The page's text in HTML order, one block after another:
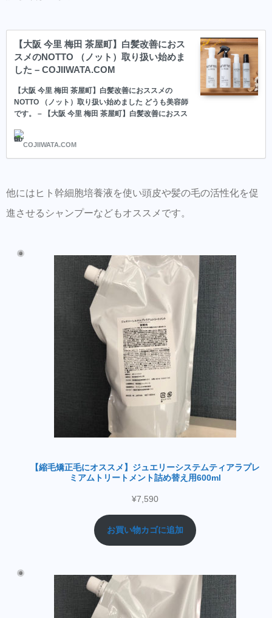
【大阪 今里 梅田 茶屋町】白髪改善におス
スメのNOTTO （ノット）取り扱い始めま
した – COJIIWATA.COM
【大阪 今里 梅田 茶屋町】白髪改善におススメの
NOTTO （ノット）取り扱い始めました どうも美容師
です。 – 【大阪 今里 梅田 茶屋町】白髪改善におスス
COJIIWATA.COM
他にはヒト幹細胞培養液を使い頭皮や髪の毛の活性化を促
進させるシャンプーなどもオススメです。
【縮毛矯正毛にオススメ】ジュエリーシステムティアラプレ
ミアムトリートメント詰め替え用600ml
¥7,590
お買い物カゴに追加